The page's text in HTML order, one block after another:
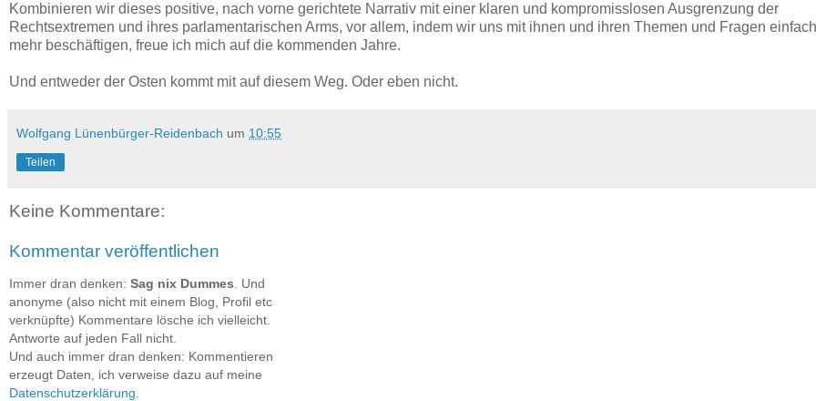
Kombinieren wir dieses positive, nach vorne gerichtete Narrativ mit einer klaren und kompromisslosen Ausgrenzung der
Rechtsextremen und ihres parlamentarischen Arms, vor allem, indem wir uns mit ihnen und ihren Themen und Fragen
mehr beschäftigen, freue ich mich auf die kommenden Jahre.
Und entweder der Osten kommt mit auf diesem Weg. Oder eben nicht.
Wolfgang Lünenbürger-Reidenbach um 10:55
Teilen
Keine Kommentare:
Kommentar veröffentlichen
Immer dran denken: Sag nix Dummes. Und
anonyme (also nicht mit einem Blog, Profil etc
verknüpfte) Kommentare lösche ich vielleicht.
Antworte auf jeden Fall nicht.
Und auch immer dran denken: Kommentieren
erzeugt Daten, ich verweise dazu auf meine
Datenschutzerklärung.